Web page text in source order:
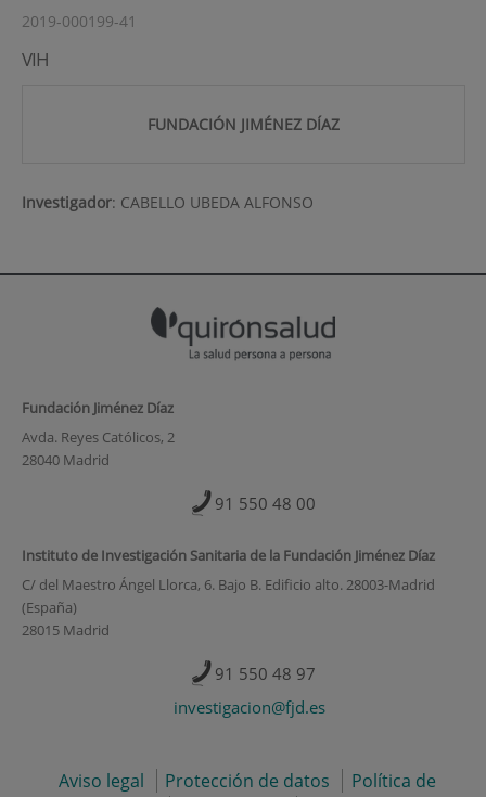
2019-000199-41
VIH
FUNDACIÓN JIMÉNEZ DÍAZ
Investigador: CABELLO UBEDA ALFONSO
Fundación Jiménez Díaz
Avda. Reyes Católicos, 2
28040 Madrid
91 550 48 00
Instituto de Investigación Sanitaria de la Fundación Jiménez Díaz
C/ del Maestro Ángel Llorca, 6. Bajo B. Edificio alto. 28003-Madrid
(España)
28015 Madrid
91 550 48 97
investigacion@fjd.es
Aviso legal Protección de datos
Política de